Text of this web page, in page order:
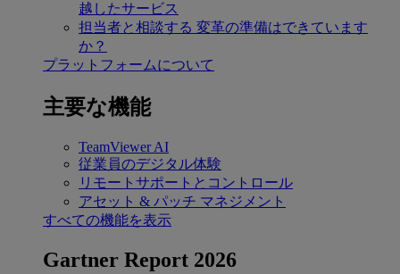
越したサービス
担当者と相談する 変革の準備はできています
か？
プラットフォームについて
主要な機能
TeamViewer AI
従業員のデジタル体験
リモートサポートとコントロール
アセット & パッチ マネジメント
すべての機能を表示
Gartner Report 2026